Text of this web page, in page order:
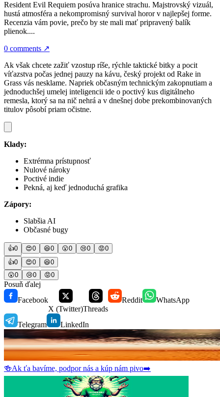
Resident Evil Requiem posúva hranice strachu. Majstrovský vizuál,
hustá atmosféra a nekompromisný survival horor v najlepšej forme.
Recenzia vám povie, prečo by ste mali mať pripravený balík
plienok....
0 comments ↗
Ak však chcete zažiť vzostup ríše, rýchle taktické bitky a pocit
víťazstva počas jednej pauzy na kávu, český projekt od Rake in
Grass vás nesklame. Napriek občasným technickým zakopnutiam a
jednoduchšej umelej inteligencii ide o poctivý kus digitálneho
remesla, ktorý sa na nič nehrá a v dnešnej dobe prekombinovaných
titulov pôsobí priam očistne.
Klady:
Extrémna prístupnosť
Nulové nároky
Poctivé indie
Pekná, aj keď jednoduchá grafika
Zápory:
Slabšia AI
Občasné bugy
👍0 😍0 😆0 😮0 😢0 😡0
👍0 😍0 😆0
😮0 😢0 😡0
Posuň ďalej
Facebook
X (Twitter)Threads
Reddit WhatsApp
Telegram LinkedIn
🍻Ak ťa bavíme, podpor nás a kúp nám pivo➡️